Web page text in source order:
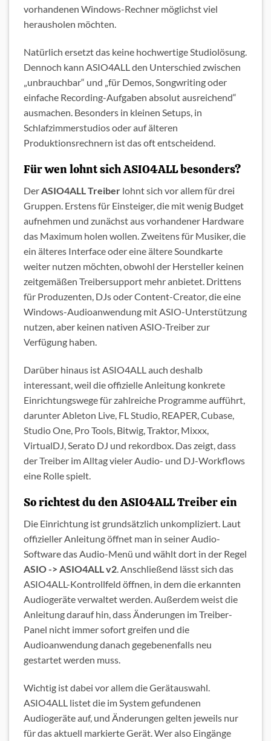
vorhandenen Windows-Rechner möglichst viel
herausholen möchten.
Natürlich ersetzt das keine hochwertige Studiolösung.
Dennoch kann ASIO4ALL den Unterschied zwischen
„unbrauchbar“ und „für Demos, Songwriting oder
einfache Recording-Aufgaben absolut ausreichend“
ausmachen. Besonders in kleinen Setups, in
Schlafzimmerstudios oder auf älteren
Produktionsrechnern ist das oft entscheidend.
Für wen lohnt sich ASIO4ALL besonders?
DerASIO4ALL Treiber lohnt sich vor allem für drei
Gruppen. Erstens für Einsteiger, die mit wenig Budget
aufnehmen und zunächst aus vorhandener Hardware
das Maximum holen wollen. Zweitens für Musiker, die
ein älteres Interface oder eine ältere Soundkarte
weiter nutzen möchten, obwohl der Hersteller keinen
zeitgemäßen Treibersupport mehr anbietet. Drittens
für Produzenten, DJs oder Content-Creator, die eine
Windows-Audioanwendung mit ASIO-Unterstützung
nutzen, aber keinen nativen ASIO-Treiber zur
Verfügung haben.
Darüber hinaus ist ASIO4ALL auch deshalb
interessant, weil die offizielle Anleitung konkrete
Einrichtungswege für zahlreiche Programme aufführt,
darunter Ableton Live, FL Studio, REAPER, Cubase,
Studio One, Pro Tools, Bitwig, Traktor, Mixxx,
VirtualDJ, Serato DJ und rekordbox. Das zeigt, dass
der Treiber im Alltag vieler Audio- und DJ-Workflows
eine Rolle spielt.
So richtest du den ASIO4ALL Treiber ein
Die Einrichtung ist grundsätzlich unkompliziert. Laut
offizieller Anleitung öffnet man in seiner Audio-
Software das Audio-Menü und wählt dort in der Regel
ASIO -> ASIO4ALL v2. Anschließend lässt sich das
ASIO4ALL-Kontrollfeld öffnen, in dem die erkannten
Audiogeräte verwaltet werden. Außerdem weist die
Anleitung darauf hin, dass Änderungen im Treiber-
Panel nicht immer sofort greifen und die
Audioanwendung danach gegebenenfalls neu
gestartet werden muss.
Wichtig ist dabei vor allem die Gerätauswahl.
ASIO4ALL listet die im System gefundenen
Audiogeräte auf, und Änderungen gelten jeweils nur
für das aktuell markierte Gerät. Wer also Eingänge